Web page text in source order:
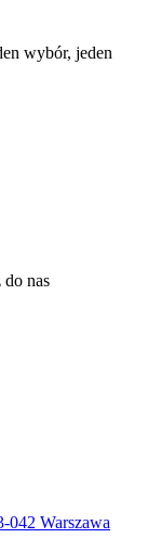
wybór, jeden
do nas
042 Warszawa